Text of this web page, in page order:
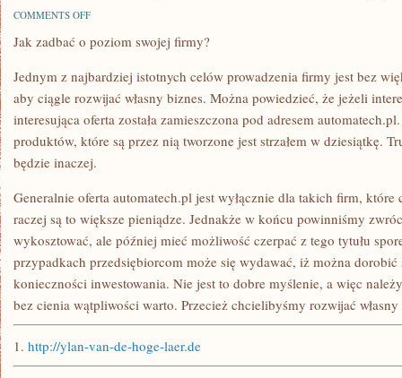
COMMENTS OFFON
ROBIĆ,
MIAŁA
OKAZJĘ
SIĘ
ROZWINĄĆ?
Jak zadbać o poziom swojej firmy?
Jednym z najbardziej istotnych celów prowadzenia firmy jest bez
aby ciągle rozwijać własny biznes. Można powiedzieć, że jeżeli
interesująca oferta została zamieszczona pod adresem
produktów, które są przez nią tworzone jest strzałem w dziesiątkę.
będzie inaczej.
Generalnie oferta automatech.pl jest wyłącznie dla takich firm, które
raczej są to większe pieniądze. Jednakże w końcu powinniśmy
wykosztować, ale później mieć możliwość czerpać z tego tytułu
przypadkach przedsiębiorcom może się wydawać, iż można dorobić
konieczności inwestowania. Nie jest to dobre myślenie, a więc
bez cienia wątpliwości warto. Przecież chcielibyśmy rozwijać
1. http://ylan-van-de-hoge-laer.de